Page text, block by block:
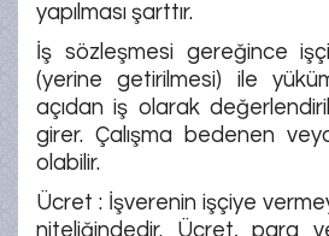
yapılması şarttır.
İş sözleşmesi gereğince
(yerine getirilmesi) ile
açıdan iş olarak
girer. Çalışma bedenen
olabilir.
Ücret : İşverenin işçiye
niteliğindedir. Ücret, para